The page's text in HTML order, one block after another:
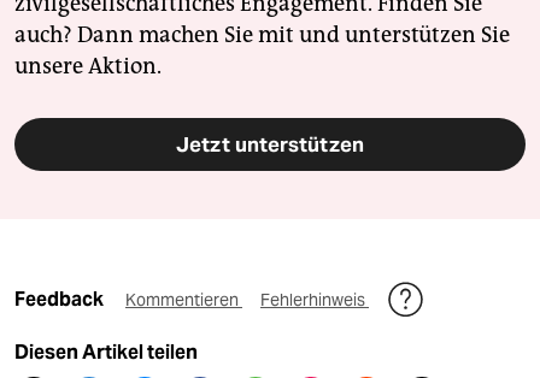
auch? Dann machen Sie mit und unterstützen Sie
unsere Aktion.
Jetzt unterstützen
Feedback Kommentieren Fehlerhinweis
Diesen Artikel teilen